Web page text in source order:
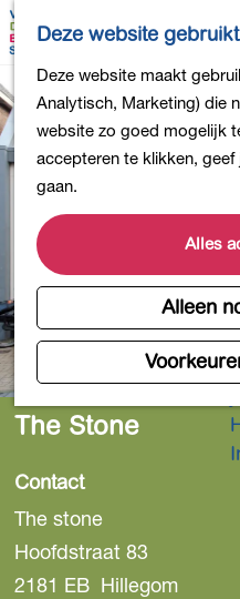
Deze website
Deze website maakt
Analytisch, Marketing) die
website zo goed mogelijk
accepteren te klikken,
gaan.
Alles
Alleen
a
n
a
h
o
m
e
K
a
r
t
Z
e
k
e
n
e
n
u
The Stone
Contact
The stone
Hoofdstraat 83
2181 EB Hillegom